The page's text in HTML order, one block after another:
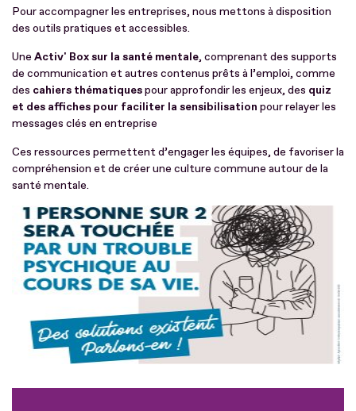
Pour accompagner les entreprises, nous mettons à disposition
des outils pratiques et accessibles.
Une Activ' Box sur la santé mentale, comprenant des supports
de communication et autres contenus prêts à l’emploi, comme
des cahiers thématiquespour approfondir les enjeux, des quiz
et des affiches pour faciliter la sensibilisation pour relayer les
messages clés en entreprise
Ces ressources permettent d’engager les équipes, de favoriser la
compréhension et de créer une culture commune autour de la
santé mentale.